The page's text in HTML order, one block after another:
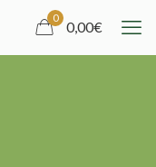
0
0,00€